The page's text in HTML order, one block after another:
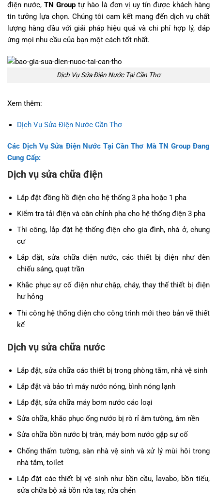
điện nước, TN Group tự hào là đơn vị uy tín được khách hàng
tin tưởng lựa chọn. Chúng tôi cam kết mang đến dịch vụ chất
lượng hàng đầu với giải pháp hiệu quả và chi phí hợp lý, đáp
ứng mọi nhu cầu của bạn một cách tốt nhất.
Dịch Vụ Sửa Điện Nước Tại Cần Thơ
Xem thêm:
Dịch Vụ Sửa Điện Nước Cần Thơ
Các Dịch Vụ Sửa Điện Nước Tại Cần Thơ Mà TN Group Đang
Cung Cấp:
Dịch vụ sửa chữa điện
Lắp đặt đồng hồ điện cho hệ thống 3 pha hoặc 1 pha
Kiểm tra tải điện và cân chỉnh pha cho hệ thống điện 3 pha
Thi công, lắp đặt hệ thống điện cho gia đình, nhà ở, chung
cư
Lắp đặt, sửa chữa điện nước, các thiết bị điện như đèn
chiếu sáng, quạt trần
Khắc phục sự cố điện như chập, cháy, thay thế thiết bị điện
hư hỏng
Thi công hệ thống điện cho công trình mới theo bản vẽ thiết
kế
Dịch vụ sửa chữa nước
Lắp đặt, sửa chữa các thiết bị trong phòng tắm, nhà vệ sinh
Lắp đặt và bảo trì máy nước nóng, bình nóng lạnh
Lắp đặt, sửa chữa máy bơm nước các loại
Sửa chữa, khắc phục ống nước bị rò rỉ âm tường, âm nền
Sửa chữa bồn nước bị tràn, máy bơm nước gặp sự cố
Chống thấm tường, sàn nhà vệ sinh và xử lý mùi hôi trong
nhà tắm, toilet
Lắp đặt các thiết bị vệ sinh như bồn cầu, lavabo, bồn tiểu,
sửa chữa bộ xả bồn rửa tay, rửa chén